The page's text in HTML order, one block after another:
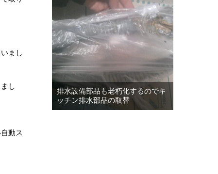
まし
し
動ス
排水設備部品も老朽化するのでキ
ッチン排水部品の取替